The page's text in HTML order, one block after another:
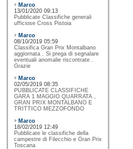
Marco
13/01/2020 09:13
Pubblicate Classifiche generali
ufficiose Cross Pistoia
Marco
08/10/2019 05:59
Classifica Gran Prix Montalbano
aggiornata . Si prega di segnalare
eventuali anomalie riscontrate .
Grazie
Marco
02/05/2019 08:35
PUBBLICATE CLASSIFICHE
GARA 1 MAGGIO QUARRATA ,
GRAN PRIX MONTALBANO E
TRITTICO MEZZOFONDO
Marco
18/02/2019 12:49
Pubblicate le classifiche della
campestre di Filecchio e Gran Prix
Toscana